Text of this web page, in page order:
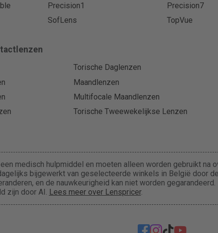
Precision1 Precision7
SofLens TopVue
Torische Daglenzen
Maandlenzen
Multifocale Maandlenzen
Torische Tweewekelijkse Lenzen
medisch hulpmiddel en moeten alleen worden gebruikt na
bijgewerkt van geselecteerde winkels in België door
en de nauwkeurigheid kan niet worden
zijn door AI. Lees meer over Lenspricer.